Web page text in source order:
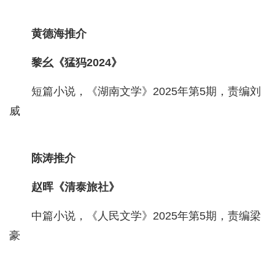
黄德海推介
黎幺《猛犸2024》
短篇小说，《湖南文学》2025年第5期，责编刘
威
陈涛推介
赵晖《清泰旅社》
中篇小说，《人民文学》2025年第5期，责编梁
豪